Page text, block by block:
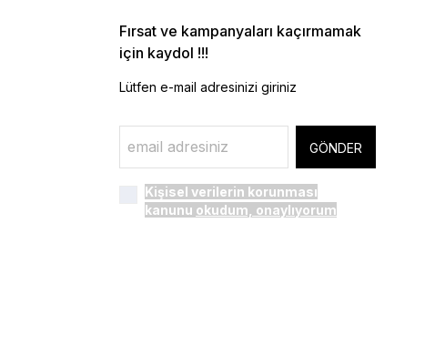
Fırsat ve kampanyaları kaçırmamak
için kaydol !!!
Lütfen e-mail adresinizi giriniz
GÖNDER
Kişisel verilerin korunması
kanunu okudum, onaylıyorum